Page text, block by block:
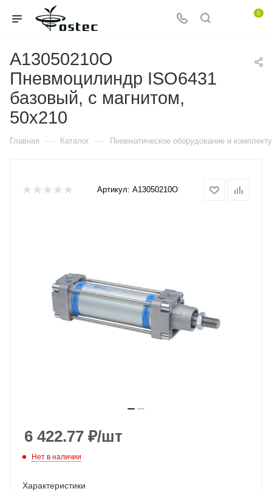
0
A13050210O
Пневмоцилиндр ISO6431
базовый, с магнитом,
50x210
Главная — Каталог — Пневматическое оборудование и
Артикул: A13050210O
6 422.77 ₽/шт
Нет в наличии
Характеристики